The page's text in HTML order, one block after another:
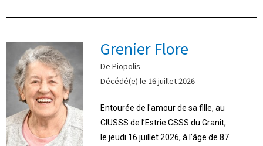
Grenier Flore
De Piopolis
Décédé(e) le 16 juillet 2026
Entourée de l'amour de sa fille, au
CIUSSS de l’Estrie CSSS du Granit,
le jeudi 16 juillet 2026, à l’âge de 87